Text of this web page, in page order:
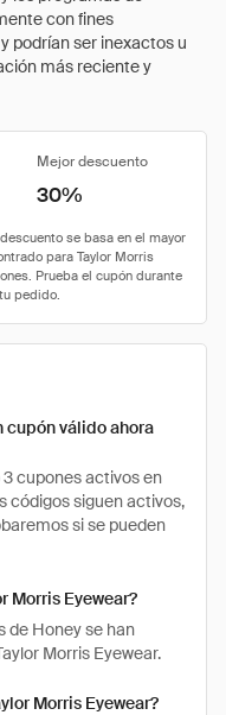
con fines
podrían ser inexactos u
más reciente y
Mejor descuento
30%
cupón válido ahora
cupones activos en
códigos siguen activos,
si se pueden
Morris Eyewear?
de Honey se han
Morris Eyewear.
Morris Eyewear?